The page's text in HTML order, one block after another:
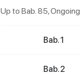
Up to Bab. 85, Ongoing
Bab. 1
Bab. 2